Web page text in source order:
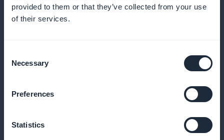
provided to them or that they’ve collected from your use
of their services.
Selection
Necessary
Preferences
Statistics
stilarter for at forbedre læsbarheden og æstetikken i
dine designs
Principper for farve og komposition
Forstå de grundlæggende principper for farveteori
tiltalende designs